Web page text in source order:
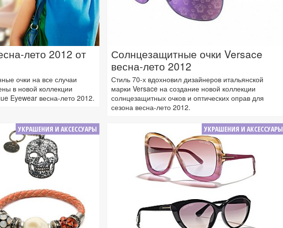
лето 2012 от
очки на все случаи
в новой коллекции
Eyewear весна-лето 2012.
Солнцезащитные очки Versace
весна-лето 2012
Стиль 70-х вдохновил дизайнеров итальянской
марки Versace на создание новой коллекции
солнцезащитных очков и оптических оправ для
сезона весна-лето 2012.
УКРАШЕНИЯ И АКСЕССУАРЫ УКРАШЕНИЯ И АКСЕССУАРЫ